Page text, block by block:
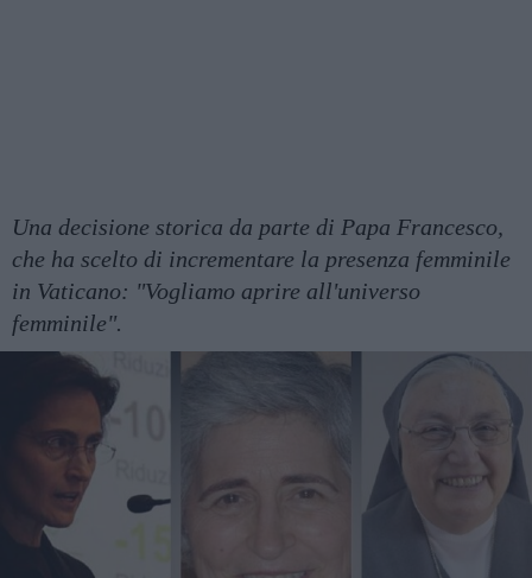
Una decisione storica da parte di Papa Francesco,
che ha scelto di incrementare la presenza femminile
in Vaticano: "Vogliamo aprire all'universo
femminile".